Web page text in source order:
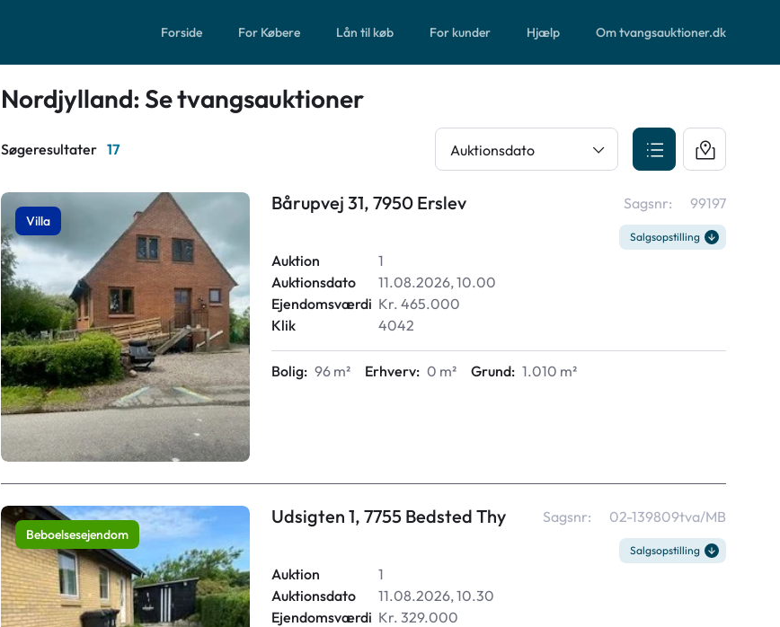
Forside For Købere Lån til køb For kunder Hjælp Om tvangsauktioner.dk
Nordjylland: Se tvangsauktioner
Søgeresultater 17 Auktionsdato
Villa
Bårupvej 31, 7950 Erslev Sagsnr: 99197
Salgsopstilling
Auktion
1
Auktionsdato
11.08.2026, 10.00
Ejendomsværdi Kr. 465.000
Klik
4042
Bolig: 96 m² Erhverv: 0 m² Grund: 1.010 m²
Beboelsesejendom
Udsigten 1, 7755 Bedsted Thy Sagsnr: 02-139809tva/MB
Salgsopstilling
Auktion
1
Auktionsdato
11.08.2026, 10.30
Ejendomsværdi Kr. 329.000